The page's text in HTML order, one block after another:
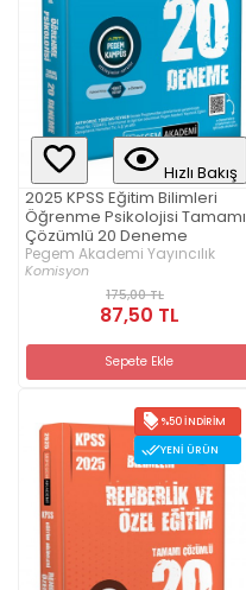
Hızlı Bakış
2025 KPSS Eğitim Bilimleri
Öğrenme Psikolojisi Tamamı
Çözümlü 20 Deneme
Pegem Akademi Yayıncılık
Komisyon
175,00 TL
87,50 TL
Sepete Ekle
%50 İNDIRIM
YENI ÜRÜN